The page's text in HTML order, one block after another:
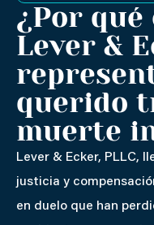
¿Por
Lever &
querido
muerte
Lever & Ecker, PLLC,
justicia y
en duelo que han